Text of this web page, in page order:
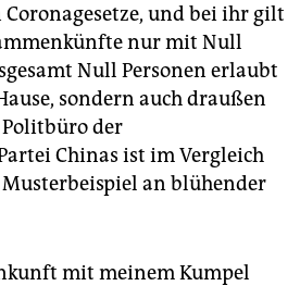
und bei ihr gilt
nur mit Null
Null Personen erlaubt
sondern auch draußen
Politbüro der
Chinas ist im Vergleich
an blühender
mit meinem Kumpel